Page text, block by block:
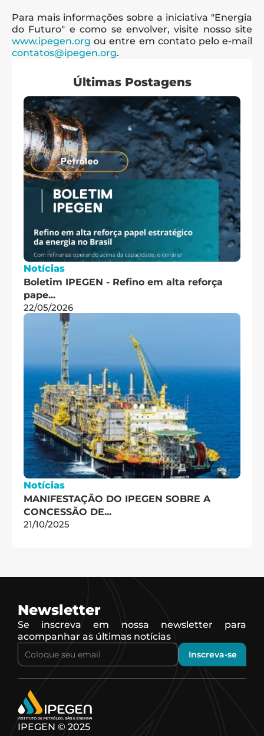
Para mais informações sobre a iniciativa "Energia
www.ipegen.org
contatos@ipegen.org.
Últimas Postagens
Notícias
Boletim IPEGEN - Refino em alta reforça
pape...
22/05/2026
Notícias
MANIFESTAÇÃO DO IPEGEN SOBRE A
CONCESSÃO DE...
21/10/2025
Newsletter
Se inscreva em nossa newsletter para
acompanhar as últimas notícias
Inscreva-se
IPEGEN © 2025